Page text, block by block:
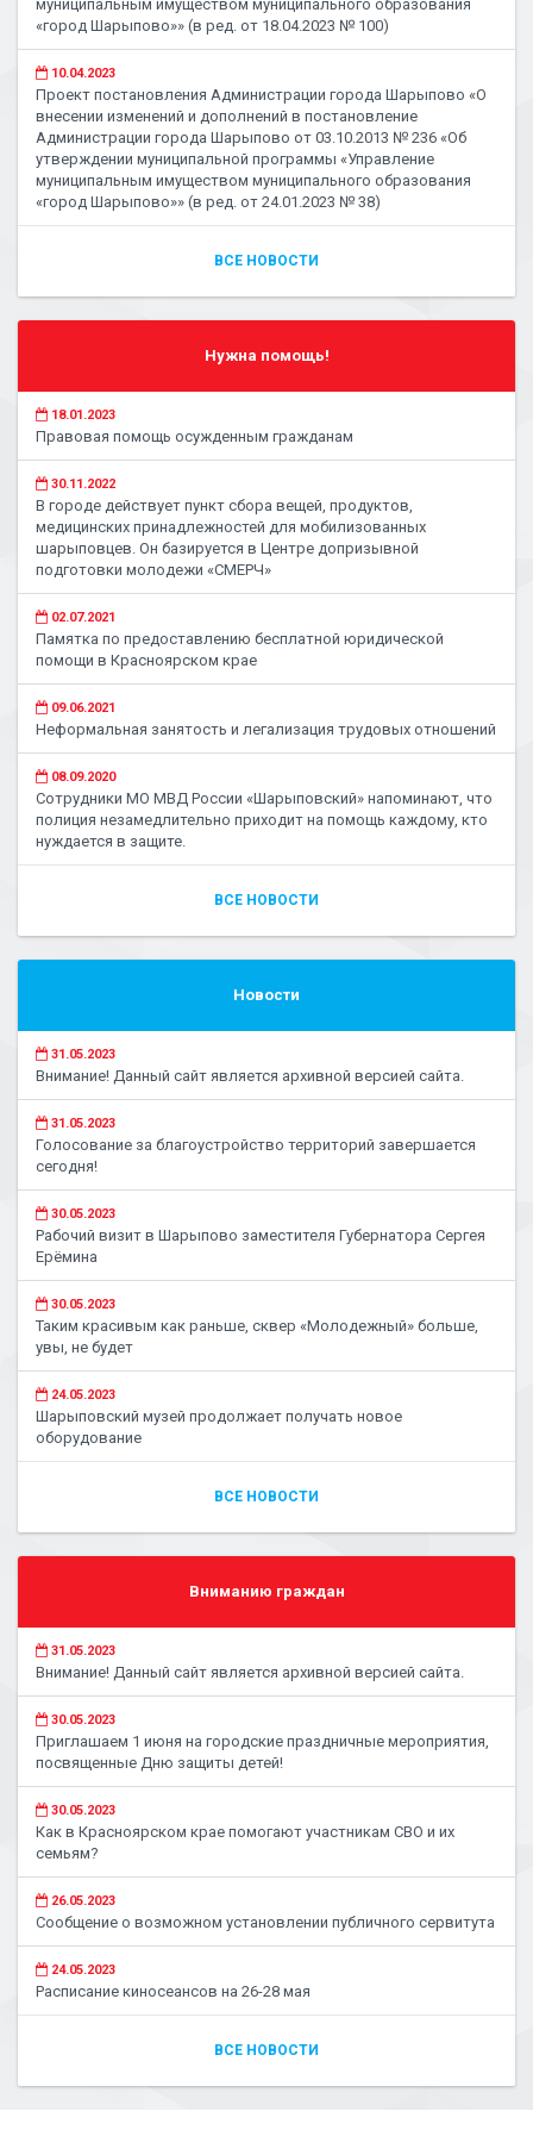
муниципальным имуществом муниципального образования
«город Шарыпово»» (в ред. от 18.04.2023 № 100)
10.04.2023
Проект постановления Администрации города Шарыпово «О
внесении изменений и дополнений в постановление
Администрации города Шарыпово от 03.10.2013 № 236 «Об
утверждении муниципальной программы «Управление
муниципальным имуществом муниципального образования
«город Шарыпово»» (в ред. от 24.01.2023 № 38)
ВСЕ НОВОСТИ
Нужна помощь!
18.01.2023
Правовая помощь осужденным гражданам
30.11.2022
В городе действует пункт сбора вещей, продуктов,
медицинских принадлежностей для мобилизованных
шарыповцев. Он базируется в Центре допризывной
подготовки молодежи «СМЕРЧ»
02.07.2021
Памятка по предоставлению бесплатной юридической
помощи в Красноярском крае
09.06.2021
Неформальная занятость и легализация трудовых отношений
08.09.2020
Сотрудники МО МВД России «Шарыповский» напоминают, что
полиция незамедлительно приходит на помощь каждому, кто
нуждается в защите.
ВСЕ НОВОСТИ
Новости
31.05.2023
Внимание! Данный сайт является архивной версией сайта.
31.05.2023
Голосование за благоустройство территорий завершается
сегодня!
30.05.2023
Рабочий визит в Шарыпово заместителя Губернатора Сергея
Ерёмина
30.05.2023
Таким красивым как раньше, сквер «Молодежный» больше,
увы, не будет
24.05.2023
Шарыповский музей продолжает получать новое
оборудование
ВСЕ НОВОСТИ
Вниманию граждан
31.05.2023
Внимание! Данный сайт является архивной версией сайта.
30.05.2023
Приглашаем 1 июня на городские праздничные мероприятия,
посвященные Дню защиты детей!
30.05.2023
Как в Красноярском крае помогают участникам СВО и их
семьям?
26.05.2023
Сообщение о возможном установлении публичного сервитута
24.05.2023
Расписание киносеансов на 26-28 мая
ВСЕ НОВОСТИ